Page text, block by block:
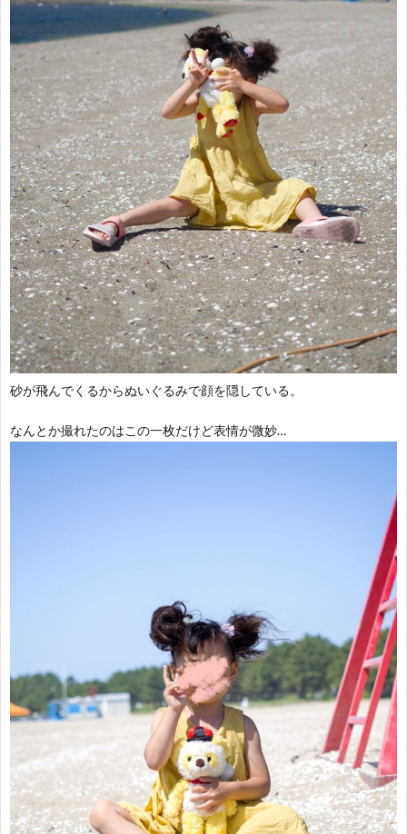
砂が飛んでくるからぬいぐるみで顔を隠している。
なんとか撮れたのはこの一枚だけど表情が微妙…